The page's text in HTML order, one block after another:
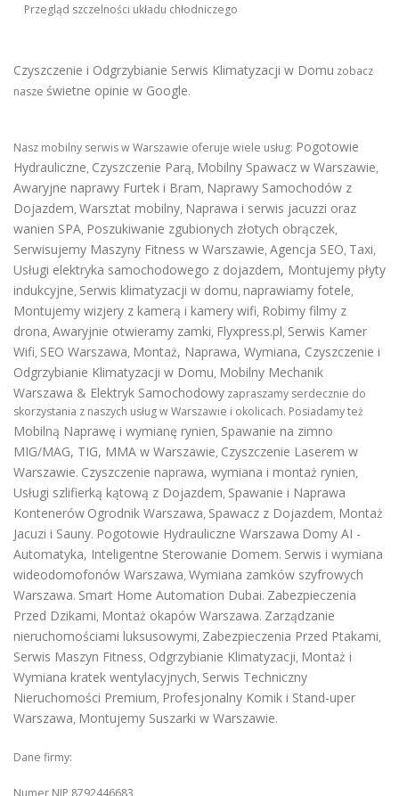
Przegląd szczelności układu chłodniczego
Czyszczenie i Odgrzybianie Serwis Klimatyzacji w Domu zobacz
nasze świetne opinie w Google.
Nasz mobilny serwis w Warszawie oferuje wiele usług: Pogotowie
Hydrauliczne, Czyszczenie Parą, Mobilny Spawacz w Warszawie,
Awaryjne naprawy Furtek i Bram, Naprawy Samochodów z
Dojazdem, Warsztat mobilny, Naprawa i serwis jacuzzi oraz
wanien SPA, Poszukiwanie zgubionych złotych obrączek,
Serwisujemy Maszyny Fitness w Warszawie, Agencja SEO, Taxi,
Usługi elektryka samochodowego z dojazdem, Montujemy płyty
indukcyjne, Serwis klimatyzacji w domu, naprawiamy fotele,
Montujemy wizjery z kamerą i kamery wifi, Robimy filmy z
drona, Awaryjnie otwieramy zamki, Flyxpress.pl, Serwis Kamer
Wifi, SEO Warszawa, Montaż, Naprawa, Wymiana, Czyszczenie i
Odgrzybianie Klimatyzacji w Domu, Mobilny Mechanik
Warszawa & Elektryk Samochodowy zapraszamy serdecznie do
skorzystania z naszych usług w Warszawie i okolicach. Posiadamy też
Mobilną Naprawę i wymianę rynien, Spawanie na zimno
MIG/MAG, TIG, MMA w Warszawie, Czyszczenie Laserem w
Warszawie. Czyszczenie naprawa, wymiana i montaż rynien,
Usługi szlifierką kątową z Dojazdem, Spawanie i Naprawa
Kontenerów Ogrodnik Warszawa, Spawacz z Dojazdem, Montaż
Jacuzi i Sauny. Pogotowie Hydrauliczne Warszawa Domy AI -
Automatyka, Inteligentne Sterowanie Domem. Serwis i wymiana
wideodomofonów Warszawa, Wymiana zamków szyfrowych
Warszawa. Smart Home Automation Dubai. Zabezpieczenia
Przed Dzikami, Montaż okapów Warszawa. Zarządzanie
nieruchomościami luksusowymi, Zabezpieczenia Przed Ptakami,
Serwis Maszyn Fitness, Odgrzybianie Klimatyzacji, Montaż i
Wymiana kratek wentylacyjnych, Serwis Techniczny
Nieruchomości Premium, Profesjonalny Komik i Stand-uper
Warszawa, Montujemy Suszarki w Warszawie.
Dane firmy:
Numer NIP 8792446683